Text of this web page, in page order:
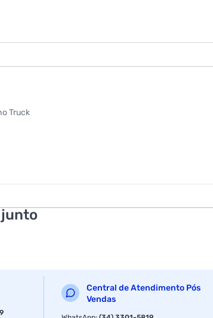
Truck
Central de Atendimento Pós
Vendas